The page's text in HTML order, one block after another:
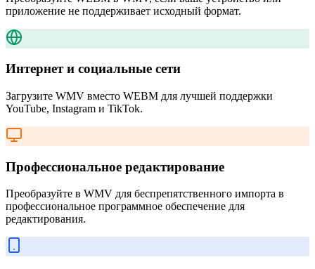
приложение не поддерживает исходный формат.
Интернет и социальные сети
Загрузите WMV вместо WEBM для лучшей поддержки
YouTube, Instagram и TikTok.
Профессиональное редактирование
Преобразуйте в WMV для беспрепятственного импорта в
профессиональное программное обеспечение для
редактирования.